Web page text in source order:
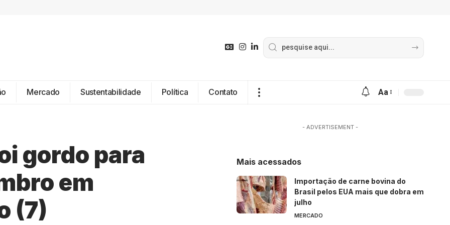
Mercado Sustentabilidade Política Contato Aa
gordo para
em
(7)
- ADVERTISEMENT -
Mais acessados
Importação de carne bovina do
Brasil pelos EUA mais que dobra em
julho
MERCADO